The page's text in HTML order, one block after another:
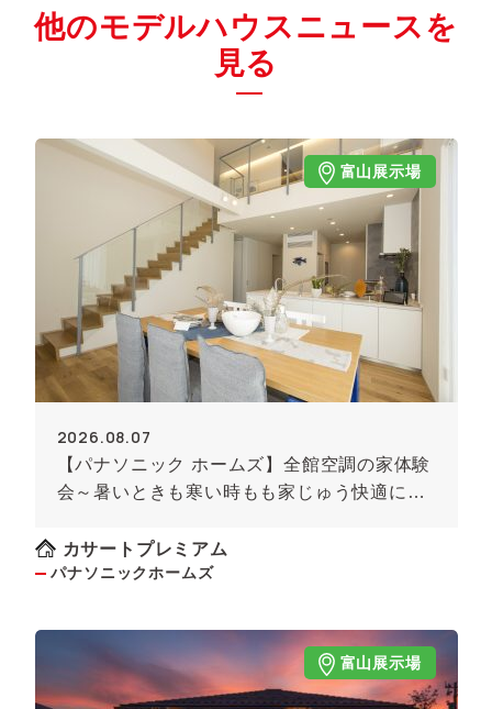
他のモデルハウスニュースを
見る
富山展示場
2026.08.07
【パナソニック ホームズ】全館空調の家体験
会～暑いときも寒い時もも家じゅう快適に！
カサートプレミアム
パナソニックホームズ
富山展示場